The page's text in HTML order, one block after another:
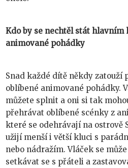
Kdo by se nechtěl stát hlavním
animované pohádky
Snad každé dítě někdy zatouží
oblíbené animované pohádky.
můžete splnit a oni si tak
přehrávat oblíbené scénky z
které se odehrávají na ostrově
užijí menší i větší kluci s
nebo nádražím. Vláček se
setkávat se s přáteli a